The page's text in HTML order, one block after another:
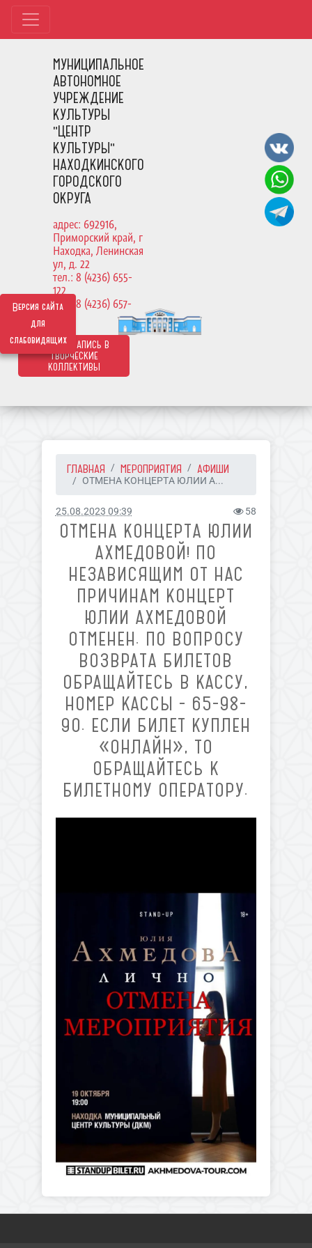
Версия сайта
для
слабовидящих
МУНИЦИПАЛЬНОЕ
АВТОНОМНОЕ
УЧРЕЖДЕНИЕ
КУЛЬТУРЫ
"ЦЕНТР
КУЛЬТУРЫ"
НАХОДКИНСКОГО
ГОРОДСКОГО
ОКРУГА
адрес: 692916,
Приморский край, г
Находка, Ленинская
ул, д. 22
тел.: 8 (4236) 655-
122
тел.: 8 (4236) 657-
ОНЛАЙН ЗАПИСЬ В
ТВОРЧЕСКИЕ
КОЛЛЕКТИВЫ
ГЛАВНАЯ МЕРОПРИЯТИЯ АФИШИ
ОТМЕНА КОНЦЕРТА ЮЛИИ А...
25.08.2023 09:39 58
ОТМЕНА КОНЦЕРТА ЮЛИИ
АХМЕДОВОЙ! ПО
НЕЗАВИСЯЩИМ ОТ НАС
ПРИЧИНАМ КОНЦЕРТ
ЮЛИИ АХМЕДОВОЙ
ОТМЕНЕН. ПО ВОПРОСУ
ВОЗВРАТА БИЛЕТОВ
ОБРАЩАЙТЕСЬ В КАССУ,
НОМЕР КАССЫ - 65-98-
90. ЕСЛИ БИЛЕТ КУПЛЕН
«ОНЛАЙН», ТО
ОБРАЩАЙТЕСЬ К
БИЛЕТНОМУ ОПЕРАТОРУ.